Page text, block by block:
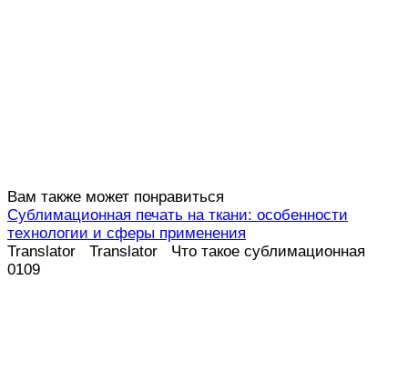
Вам также может понравиться
Сублимационная печать на ткани: особенности
технологии и сферы применения
Translator Translator Что такое сублимационная
0109